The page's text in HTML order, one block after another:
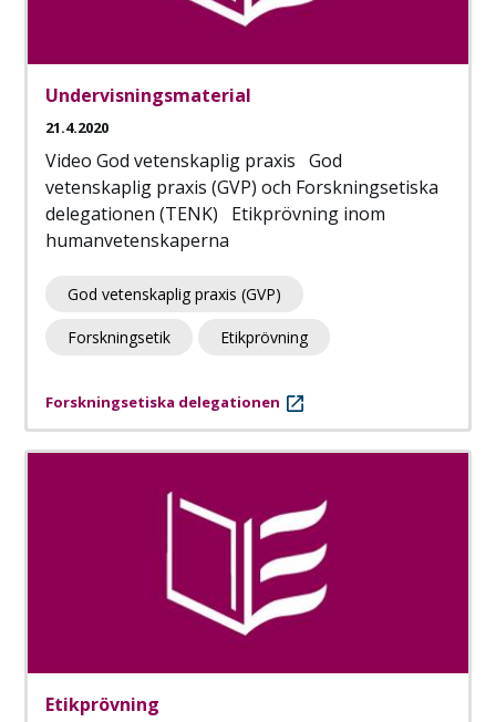
Undervisningsmaterial
21.4.2020
Video God vetenskaplig praxis God
vetenskaplig praxis (GVP) och Forskningsetiska
delegationen (TENK) Etikprövning inom
humanvetenskaperna
God vetenskaplig praxis (GVP)
Forskningsetik Etikprövning
Forskningsetiska delegationen
Etikprövning